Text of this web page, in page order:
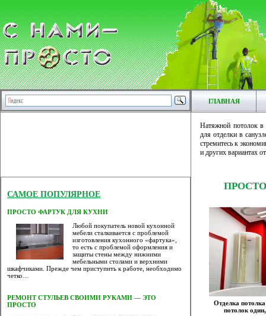
ГЛАВНАЯ
САМОЕ ПОПУЛЯРНОЕ
ПРОСТО ФАРТУК ДЛЯ КУХНИ
Любой покупатель новой кухонной
мебели сталкивается с проблемой
изготовления кухонного «фартука»,
то есть с проблемой оформления и
защиты стены между нижними
мебельными столами и верхними
шкафчиками. Прежде чем приступить к работе, необходимо
четко…
РЕМОНТ СТУЛЬЕВ СВОИМИ РУКАМИ — ЭТО
ПРОСТО
Натяжной потолок
для отделки в
стремитесь к
и других вариантах
Отделка
потолок